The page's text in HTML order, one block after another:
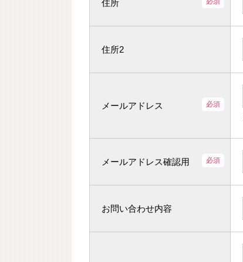
住所
住所2
メールアドレス
メールアドレス確認用
お問い合わせ内容